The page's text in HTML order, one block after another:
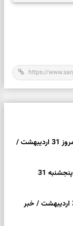
خبر فوری از اتصال اینترنت بین الملل در ایران امروز 31 اردیبهشت /
جدیدترین اخبار قطعی اینترنت بین الملل امروز پنجشنبه 31
آخرین وضعیت قطعی اینترنت در ایران امروز 31 اردیبهشت / خبر